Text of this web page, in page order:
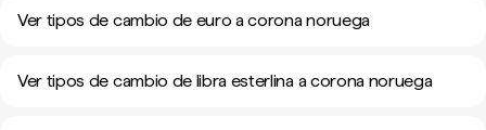
Ver tipos de cambio de euro a corona noruega
Ver tipos de cambio de libra esterlina a corona noruega